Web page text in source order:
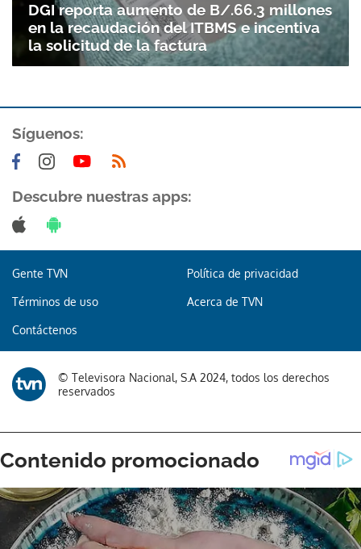
Gracias por suscribirte a nuestro boletín.
ACEPTAR
DGI reporta aumento de B/.66.3 millones
en la recaudación del ITBMS e incentiva
la solicitud de la factura
Síguenos:
Descubre nuestras apps:
Gente TVN Política de privacidad
Términos de uso Acerca de TVN
Contáctenos
© Televisora Nacional, S.A 2024, todos los derechos
reservados